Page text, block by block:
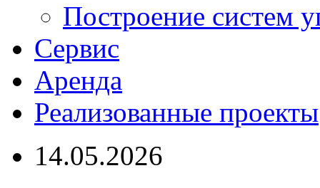
Построение систем
Сервис
Аренда
Реализованные проекты
14.05.2026